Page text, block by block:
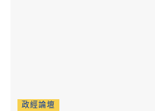
政經論壇